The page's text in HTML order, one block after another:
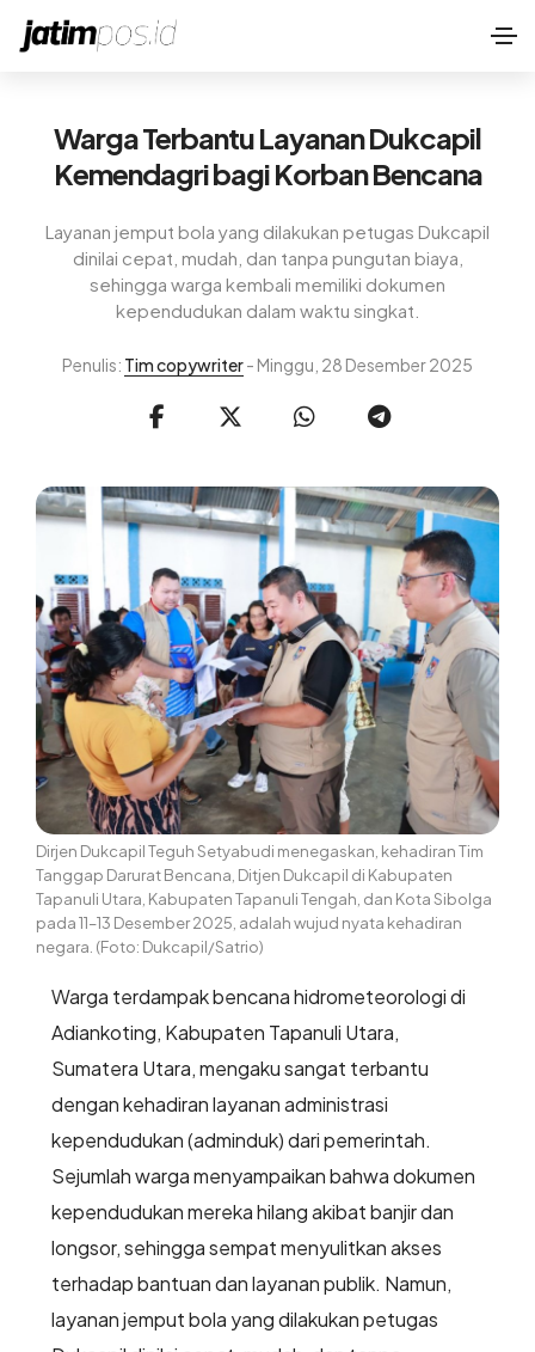
Warga Terbantu Layanan Dukcapil
Kemendagri bagi Korban Bencana
Layanan jemput bola yang dilakukan petugas Dukcapil
dinilai cepat, mudah, dan tanpa pungutan biaya,
sehingga warga kembali memiliki dokumen
kependudukan dalam waktu singkat.
Penulis: Tim copywriter- Minggu, 28 Desember 2025
Dirjen Dukcapil Teguh Setyabudi menegaskan, kehadiran Tim
Tanggap Darurat Bencana, Ditjen Dukcapil di Kabupaten
Tapanuli Utara, Kabupaten Tapanuli Tengah, dan Kota Sibolga
pada 11–13 Desember 2025, adalah wujud nyata kehadiran
negara. (Foto: Dukcapil/Satrio)
Warga terdampak bencana hidrometeorologi di
Adiankoting, Kabupaten Tapanuli Utara,
Sumatera Utara, mengaku sangat terbantu
dengan kehadiran layanan administrasi
kependudukan (adminduk) dari pemerintah.
Sejumlah warga menyampaikan bahwa dokumen
kependudukan mereka hilang akibat banjir dan
longsor, sehingga sempat menyulitkan akses
terhadap bantuan dan layanan publik. Namun,
layanan jemput bola yang dilakukan petugas